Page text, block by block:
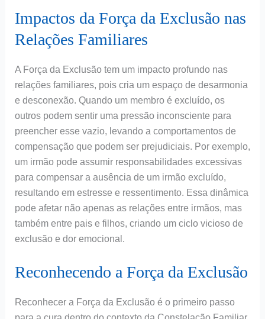
Impactos da Força da Exclusão nas
Relações Familiares
A Força da Exclusão tem um impacto profundo nas
relações familiares, pois cria um espaço de desarmonia
e desconexão. Quando um membro é excluído, os
outros podem sentir uma pressão inconsciente para
preencher esse vazio, levando a comportamentos de
compensação que podem ser prejudiciais. Por exemplo,
um irmão pode assumir responsabilidades excessivas
para compensar a ausência de um irmão excluído,
resultando em estresse e ressentimento. Essa dinâmica
pode afetar não apenas as relações entre irmãos, mas
também entre pais e filhos, criando um ciclo vicioso de
exclusão e dor emocional.
Reconhecendo a Força da Exclusão
Reconhecer a Força da Exclusão é o primeiro passo